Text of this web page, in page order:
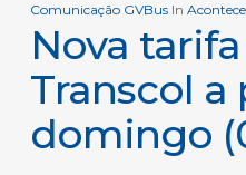
Comunicação GVBus In Acontece
Nova
Transcol
domingo